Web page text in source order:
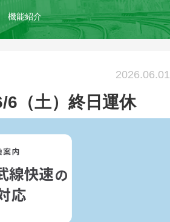
機能紹介
2026.06.01
（土）終日運休